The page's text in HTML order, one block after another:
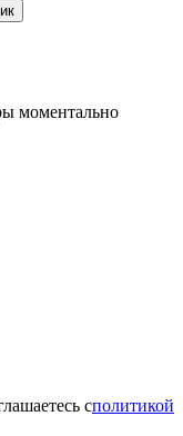
моментально
cполитикой